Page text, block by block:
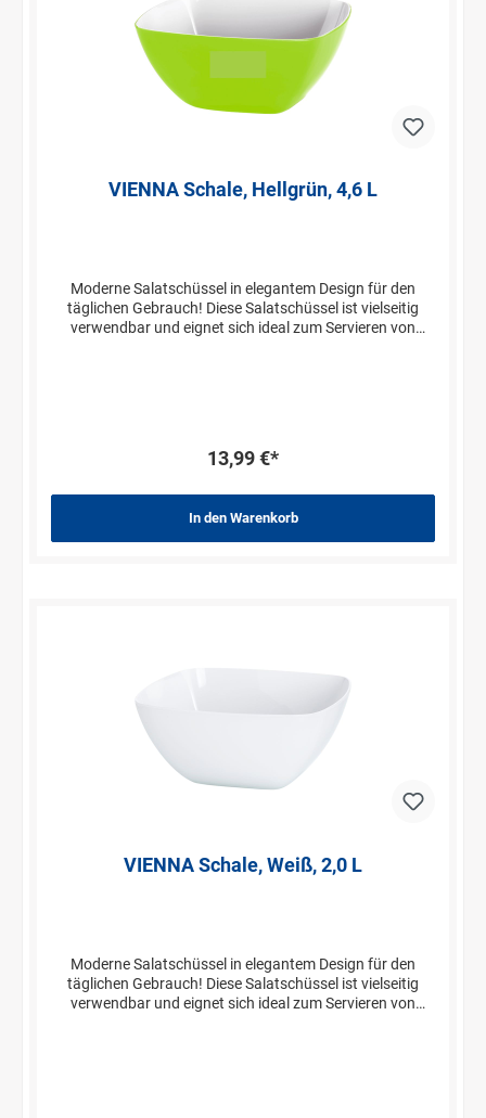
VIENNA Schale, Hellgrün, 4,6 L
Moderne Salatschüssel in elegantem Design für den
täglichen Gebrauch! Diese Salatschüssel ist vielseitig
verwendbar und eignet sich ideal zum Servieren von
13,99 €*
In den Warenkorb
VIENNA Schale, Weiß, 2,0 L
Moderne Salatschüssel in elegantem Design für den
täglichen Gebrauch! Diese Salatschüssel ist vielseitig
verwendbar und eignet sich ideal zum Servieren von